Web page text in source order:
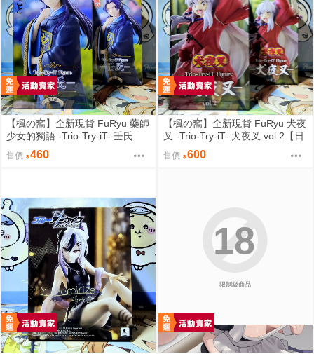
【楓の窩】全新現貨 FuRyu 藥師
少女的獨語 -Trio-Try-iT- 壬氏
【日版】
售價 460
【楓の窩】全新現貨 FuRyu 犬夜
叉 -Trio-Try-iT- 犬夜叉 vol.2【日
售價 600
限制級商品
18